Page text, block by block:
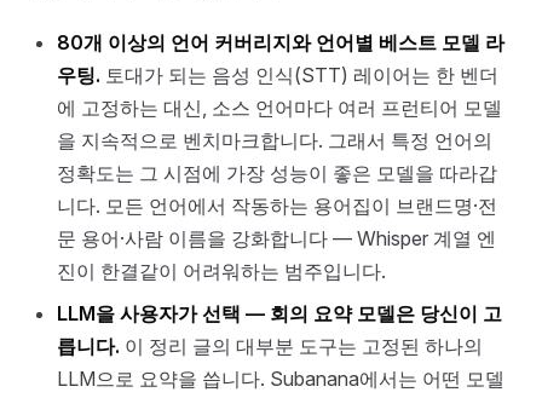
80개 이상의 언어 커버리지와 언어별 베스트 모델 라
우팅. 토대가 되는 음성 인식(STT) 레이어는 한 벤더
에 고정하는 대신, 소스 언어마다 여러 프런티어 모델
을 지속적으로 벤치마크합니다. 그래서 특정 언어의
정확도는 그 시점에 가장 성능이 좋은 모델을 따라갑
니다. 모든 언어에서 작동하는 용어집이 브랜드명·전
문 용어·사람 이름을 강화합니다 — Whisper 계열 엔
진이 한결같이 어려워하는 범주입니다.
LLM을 사용자가 선택 — 회의 요약 모델은 당신이 고
릅니다. 이 정리 글의 대부분 도구는 고정된 하나의
LLM으로 요약을 씁니다. Subanana에서는 어떤 모델